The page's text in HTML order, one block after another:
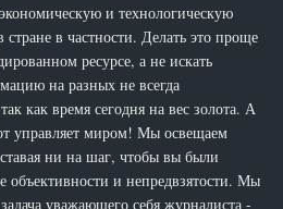
и технологическую
в частности. Делать это проще
ресурсе, а не искать
на разных не всегда
как время сегодня на вес золота. А
управляет миром! Мы освещаем
ни на шаг, чтобы вы были
объективности и непредвзятости. Мы
уважающего себя журналиста -